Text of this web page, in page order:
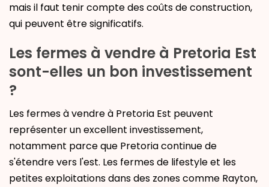
mais il faut tenir compte des coûts de construction,
qui peuvent être significatifs.
Les fermes à vendre à Pretoria Est
sont-elles un bon investissement
?
Les fermes à vendre à Pretoria Est peuvent
représenter un excellent investissement,
notamment parce que Pretoria continue de
s'étendre vers l'est. Les fermes de lifestyle et les
petites exploitations dans des zones comme Rayton,